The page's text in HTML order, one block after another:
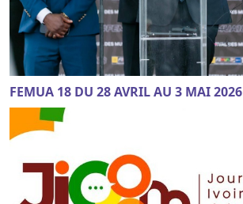
FEMUA 18 DU 28 AVRIL AU 3 MAI 2026